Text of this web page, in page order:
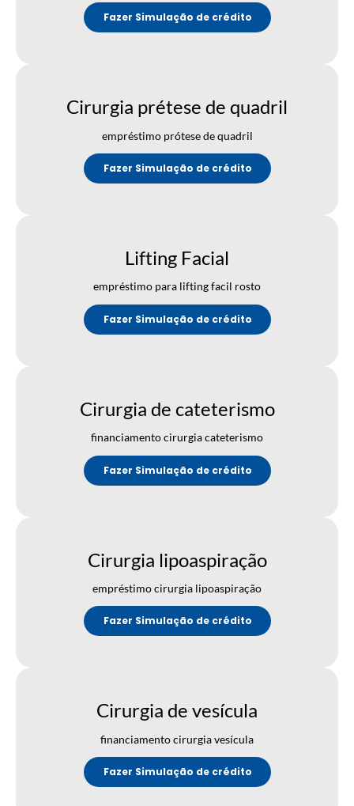
Fazer Simulação de crédito
Cirurgia prétese de quadril
empréstimo prótese de quadril
Fazer Simulação de crédito
Lifting Facial
empréstimo para lifting facil rosto
Fazer Simulação de crédito
Cirurgia de cateterismo
financiamento cirurgia cateterismo
Fazer Simulação de crédito
Cirurgia lipoaspiração
empréstimo cirurgia lipoaspiração
Fazer Simulação de crédito
Cirurgia de vesícula
financiamento cirurgia vesícula
Fazer Simulação de crédito